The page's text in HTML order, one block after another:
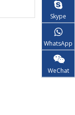
Skype
WhatsApp
WeChat